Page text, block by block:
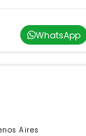
WhatsApp
Aires